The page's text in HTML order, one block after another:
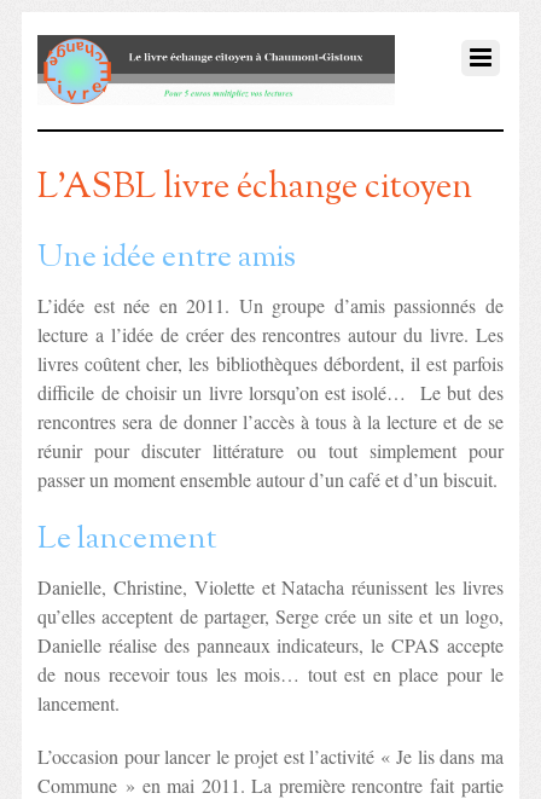
L’ASBL livre échange citoyen
Une idée entre amis
L’idée est née en 2011. Un groupe d’amis passionnés de
lecture a l’idée de créer des rencontres autour du livre. Les
livres coûtent cher, les bibliothèques débordent, il est parfois
difficile de choisir un livre lorsqu’on est isolé… Le but des
rencontres sera de donner l’accès à tous à la lecture et de se
réunir pour discuter littérature ou tout simplement pour
passer un moment ensemble autour d’un café et d’un biscuit.
Le lancement
Danielle, Christine, Violette et Natacha réunissent les livres
qu’elles acceptent de partager, Serge crée un site et un logo,
Danielle réalise des panneaux indicateurs, le CPAS accepte
de nous recevoir tous les mois… tout est en place pour le
lancement.
L’occasion pour lancer le projet est l’activité « Je lis dans ma
Commune » en mai 2011. La première rencontre fait partie